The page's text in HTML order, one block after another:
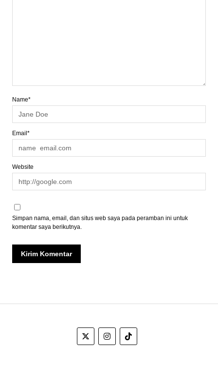
Name*
Email*
Website
Simpan nama, email, dan situs web saya pada peramban ini untuk
komentar saya berikutnya.